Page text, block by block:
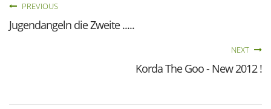
PREVIOUS
Jugendangeln die Zweite .....
NEXT
Korda The Goo - New 2012 !